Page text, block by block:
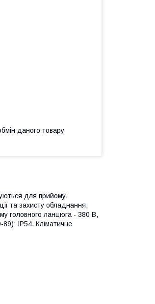
даного товару
для прийому,
та захисту обладнання,
головного ланцюга - 380 В,
IP54. Кліматичне